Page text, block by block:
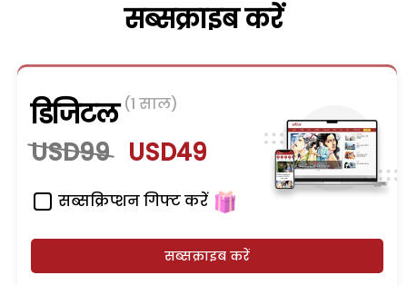
सब्सक्राइब करें
डिजिटल (1 साल)
USD99 USD49
सब्सक्रिप्शन गिफ्ट करें
सब्सक्राइब करें